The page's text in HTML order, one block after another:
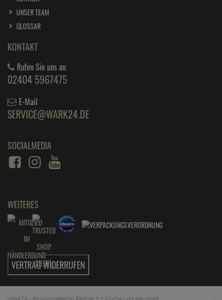
UNSER TEAM
GLOSSAR
KONTAKT
Rufen Sie uns an
02404 5967475
E-Mail
SERVICE@WARK24.DE
SOCIALMEDIA
WEITERES
VERTRAG WIDERRUFEN